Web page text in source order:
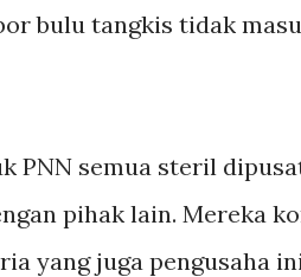
bulu tangkis tidak
PNN semua steril
pihak lain. Mereka
yang juga pengusaha